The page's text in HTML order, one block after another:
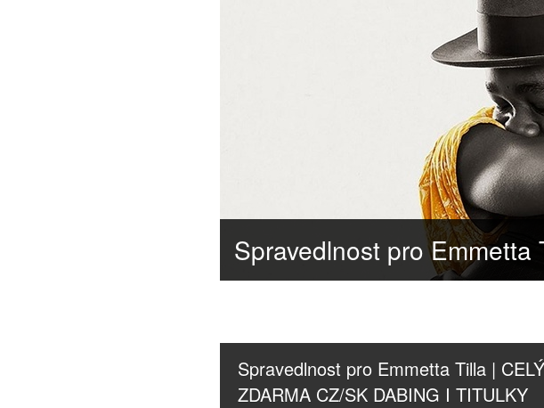
Spravedlnost pro Emmetta Tilla |
ZDARMA CZ/SK DABING I TITULKY